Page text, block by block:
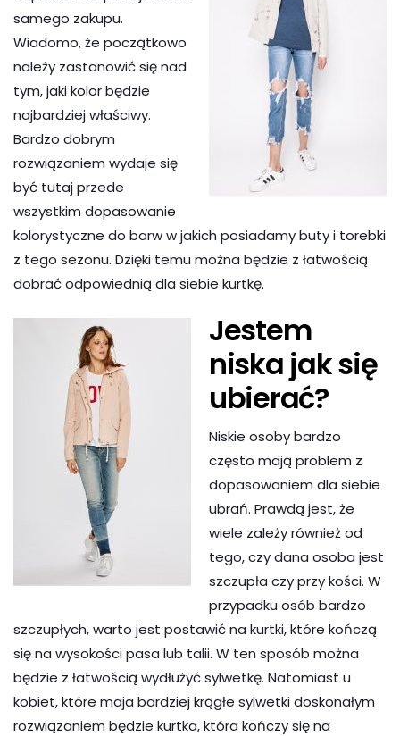
samego zakupu.
Wiadomo, że początkowo
należy zastanowić się nad
tym, jaki kolor będzie
najbardziej właściwy.
Bardzo dobrym
rozwiązaniem wydaje się
być tutaj przede
wszystkim dopasowanie
kolorystyczne do barw w jakich posiadamy buty i torebki
z tego sezonu. Dzięki temu można będzie z łatwością
dobrać odpowiednią dla siebie kurtkę.
Jestem
niska jak się
ubierać?
Niskie osoby bardzo
często mają problem z
dopasowaniem dla siebie
ubrań. Prawdą jest, że
wiele zależy również od
tego, czy dana osoba jest
szczupła czy przy kości. W
przypadku osób bardzo
szczupłych, warto jest postawić na kurtki, które kończą
się na wysokości pasa lub talii. W ten sposób można
będzie z łatwością wydłużyć sylwetkę. Natomiast u
kobiet, które maja bardziej krągłe sylwetki doskonałym
rozwiązaniem będzie kurtka, która kończy się na